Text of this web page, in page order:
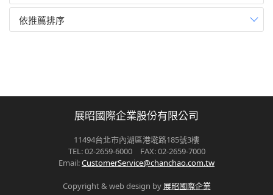
依推薦排序
展昭國際企業股份有限公司
11494台北市內湖區港墘路185號3樓
TEL: 02-2659-6000 FAX: 02-2659-7000
Email:CustomerService@chanchao.com.tw
Copyright & web design by 展昭國際企業